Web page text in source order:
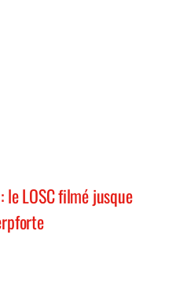
LOSC filmé jusque